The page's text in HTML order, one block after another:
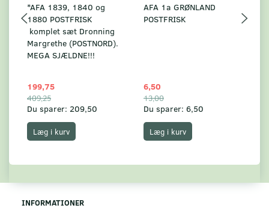
*AFA 1839, 1840 og
1880 POSTFRISK
komplet sæt Dronning
Margrethe (POSTNORD).
MEGA SJÆLDNE!!!
199,75
409,25
Du sparer: 209,50
Læg i kurv
AFA 1a GRØNLAND
POSTFRISK
6,50
13,00
Du sparer: 6,50
Læg i kurv
INFORMATIONER